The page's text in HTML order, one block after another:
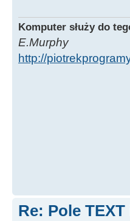
Komputer służy do
E.Murphy
http://
Re: Pole